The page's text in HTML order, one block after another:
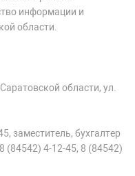
информации и
области.
области, ул.
заместитель, бухгалтер
(84542) 4-12-45, 8 (84542)